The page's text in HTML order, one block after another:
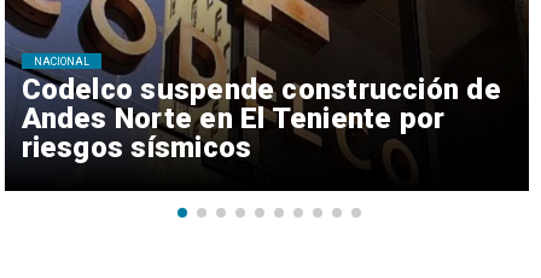
Codelco suspende construcción de
Andes Norte en El Teniente por
riesgos sísmicos
NACIONAL